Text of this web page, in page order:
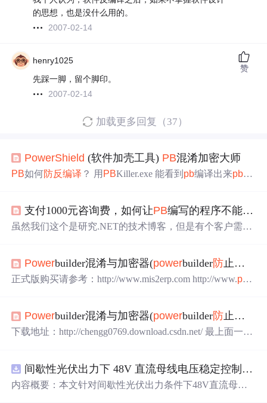
的思想，也是没什么用的。
2007-02-14
henry1025
先踩一脚，留个脚印。
2007-02-14
赞
加载更多回复（37）
PowerShield (软件加壳工具) PB混淆加密大师
PB如何防反编译 ？ 用 PBKiller.exe 能看到 pb编译出来pbd
s://download.csdn.net/download/chengg0769/2733346 或者这
里：（PB混淆加密大师，加强版power shield，彻底阻止...
支付1000元咨询费，如何让PB编写的程序不能被
虽然我们这个是研究.NET的技术博客，但是有个客户需要
最近有一个朋友找我，想决绝PB编写的程序如何才不能被
后马上支
付1000元辛苦费。
做好那么很少的几件事情。
posted on 2009-09-07 22:34 不仅仅是通用权限设计 阅读(96
1) 评论(11)编辑收藏
Powerbuilder混淆与加密器(powerbuilder防止反编译
正式版购买请参考：http://www.mis2erp.com http://www.pb-
能删除，所以其他的标明作废的不要下载。 无csdn账号的
请在公共下载站下载(版本可能滞后，因为每月只...
Powerbuilder混淆与加密器(powerbuilder防止反编译
下载地址：http://chengg0769.download.csdn.net/ 最上面一
down.net/soft/15463.htm (我会通过作者平台更新) http://ww
w.newhua.com/soft/15463.htm...
间歇性光伏出力下 48V 直流母线电压稳定控制及储能双向充放电闭环调控体系研究（Simulink仿真实现）
内容概要：本文针对间歇性光伏出力条件下48V直流母线